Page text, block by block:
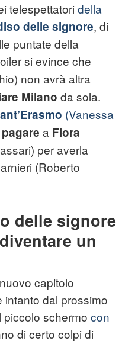
telespettatori della
delle signore, di
puntate della
si evince che
non avrà altra
Milano da sola.
(Vanessa
a Flora
per averla
(Roberto
delle signore
un
capitolo
intanto dal prossimo
schermo con
di certo colpi di